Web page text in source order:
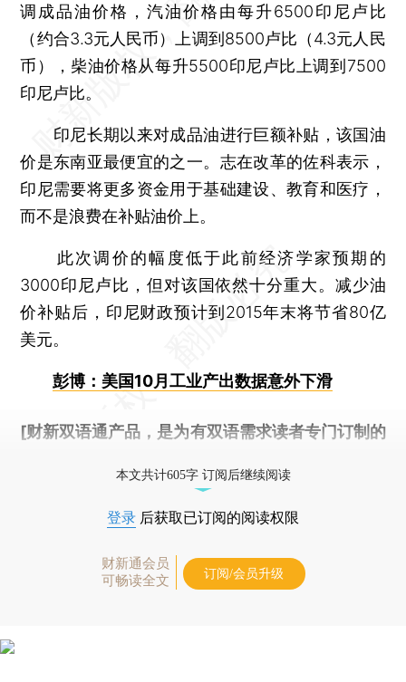
调成品油价格，汽油价格由每升6500印尼卢比
（约合3.3元人民币）上调到8500卢比（4.3元人民
币），柴油价格从每升5500印尼卢比上调到7500
印尼卢比。
印尼长期以来对成品油进行巨额补贴，该国油
价是东南亚最便宜的之一。志在改革的佐科表示，
印尼需要将更多资金用于基础建设、教育和医疗，
而不是浪费在补贴油价上。
此次调价的幅度低于此前经济学家预期的
3000印尼卢比，但对该国依然十分重大。减少油
价补贴后，印尼财政预计到2015年末将节省80亿
美元。
彭博：美国10月工业产出数据意外下滑
[财新双语通产品，是为有双语需求读者专门订制的
本文共计605字 订阅后继续阅读
登录 后获取已订阅的阅读权限
财新通会员
可畅读全文
订阅/会员升级